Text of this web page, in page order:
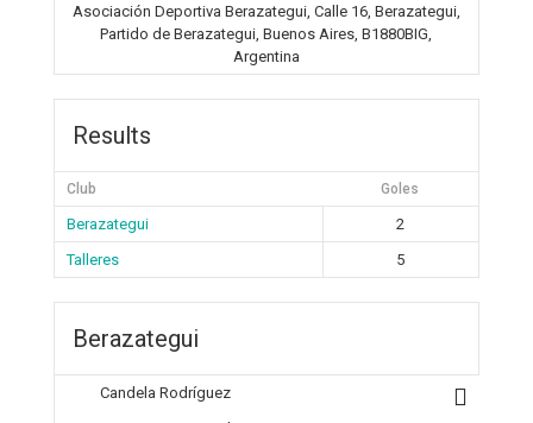
Asociación Deportiva Berazategui, Calle 16, Berazategui,
Partido de Berazategui, Buenos Aires, B1880BIG,
Argentina
Results
Club Goles
Berazategui
2
Talleres
5
Berazategui
Candela Rodríguez